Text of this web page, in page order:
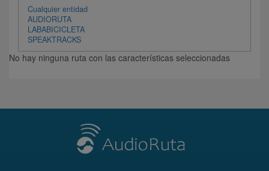
Cualquier entidad
AUDIORUTA
LABABICICLETA
SPEAKTRACKS
No hay ninguna ruta con las características seleccionadas